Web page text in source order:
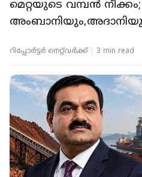
മെറ്റയുടെ വമ്പൻ
റിപ്പോർട്ടർ നെറ്റ്‌വര്‍ക്ക്‌ 3 min read